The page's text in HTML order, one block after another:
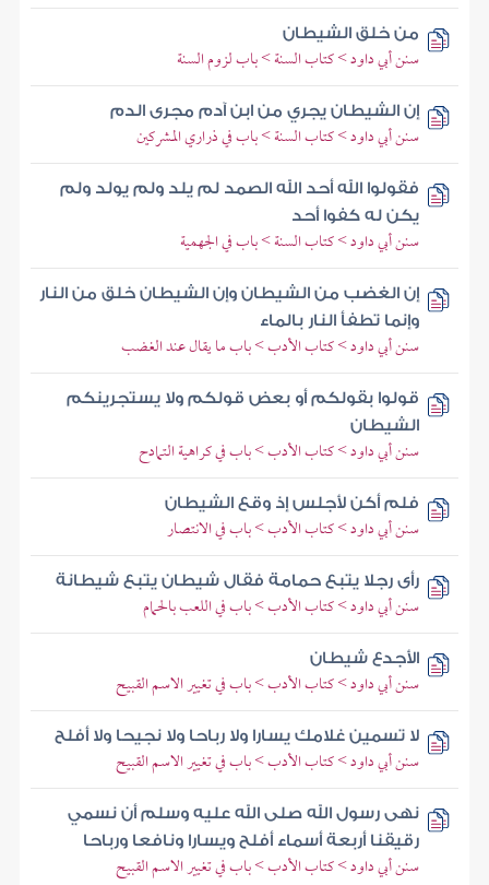
من خلق الشيطان
سنن أبي داود > كتاب السنة > باب لزوم السنة
إن الشيطان يجري من ابن آدم مجرى الدم
سنن أبي داود > كتاب السنة > باب في ذراري المشركين
فقولوا الله أحد الله الصمد لم يلد ولم يولد ولم
يكن له كفوا أحد
سنن أبي داود > كتاب السنة > باب في الجهمية
إن الغضب من الشيطان وإن الشيطان خلق من النار
وإنما تطفأ النار بالماء
سنن أبي داود > كتاب الأدب > باب ما يقال عند الغضب
قولوا بقولكم أو بعض قولكم ولا يستجرينكم
الشيطان
سنن أبي داود > كتاب الأدب > باب في كراهية التمادح
فلم أكن لأجلس إذ وقع الشيطان
سنن أبي داود > كتاب الأدب > باب في الانتصار
رأى رجلا يتبع حمامة فقال شيطان يتبع شيطانة
سنن أبي داود > كتاب الأدب > باب في اللعب بالحمام
الأجدع شيطان
سنن أبي داود > كتاب الأدب > باب في تغيير الاسم القبيح
لا تسمين غلامك يسارا ولا رباحا ولا نجيحا ولا أفلح
سنن أبي داود > كتاب الأدب > باب في تغيير الاسم القبيح
نهى رسول الله صلى الله عليه وسلم أن نسمي
رقيقنا أربعة أسماء أفلح ويسارا ونافعا ورباحا
سنن أبي داود > كتاب الأدب > باب في تغيير الاسم القبيح